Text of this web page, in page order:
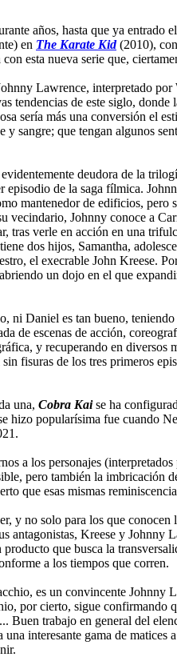
años, hasta que ya
en The Karate Kid(2010), con
esta nueva serie que,
Lawrence, interpretado
tendencias de este siglo,
sería más una conversión el
sangre; que tengan algunos
deudora de la
episodio de la saga fílmica.
mantenedor de edificios,
vecindario, Johnny conoce a
tras verle en acción en una
dos hijos, Samantha,
el execrable John Kreese.
un dojo en el que
ni Daniel es tan bueno,
de escenas de acción,
y recuperando en
fisuras de los tres primeros
una, Cobra Kaise ha
hizo popularísima fue
a los personajes
pero también la imbricación
que esas mismas
y no solo para los que
antagonistas, Kreese y
que busca la
a los tiempos que corren.
es un convincente
por cierto, sigue
Buen trabajo en general del
interesante gama de